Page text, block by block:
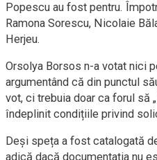
Popescu au fost pentru.
Ramona Sorescu, Nicolaie
Herjeu.
Orsolya Borsos n-a votat nici
argumentând că din punctul
vot, ci trebuia doar ca forul să
îndeplinit condițiile privind
Deși speța a fost catalogată
adică dacă documentația nu